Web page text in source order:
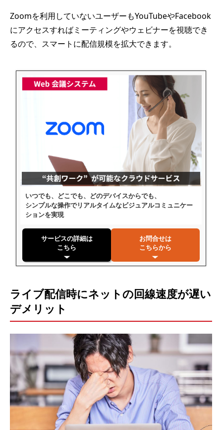
Zoomを利用していないユーザーもYouTubeやFacebook
にアクセスすればミーティングやウェビナーを視聴でき
るので、スマートに配信規模を拡大できます。
いつでも、どこでも、どのデバイスからでも、
シンプルな操作でリアルタイムなビジュアルコミュニケー
ションを実現
サービスの詳細は
こちら
お問合せは
こちらから
ライブ配信時にネットの回線速度が遅い
デメリット